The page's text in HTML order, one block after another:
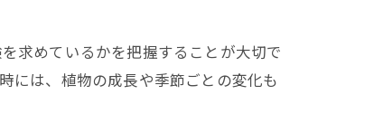
求めているかを把握することが大切で
には、植物の成長や季節ごとの変化も